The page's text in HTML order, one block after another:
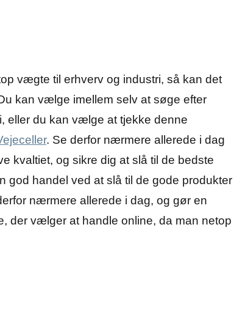
vægte til erhverv og industri, så kan det
kan vælge imellem selv at søge efter
eller du kan vælge at tjekke denne
. Se derfor nærmere allerede i dag
kvaltiet, og sikre dig at slå til de bedste
god handel ved at slå til de gode produkter
nærmere allerede i dag, og gør en
der vælger at handle online, da man netop